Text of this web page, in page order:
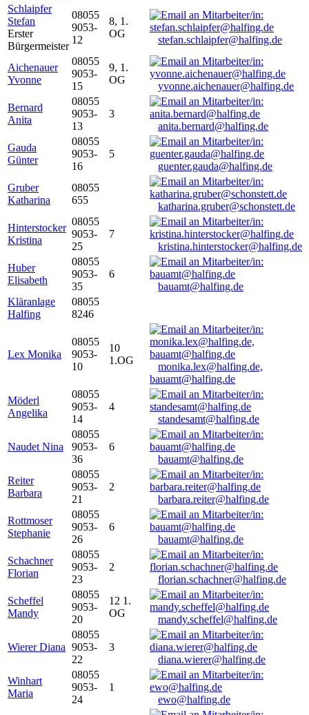
Schlaipfer
Stefan
Erster
Bürgermeister
08055
9053-
12
8, 1.
OG
stefan.schlaipfer@halfing.de
Aichenauer
Yvonne
08055
9053-
15
9, 1.
OG
yvonne.aichenauer@halfing.de
Bernard
Anita
08055
9053-
13
3
anita.bernard@halfing.de
Gauda
Günter
08055
9053-
16
5
guenter.gauda@halfing.de
Gruber
Katharina
08055
655
katharina.gruber@schonstett.de
Hinterstocker
Kristina
08055
9053-
25
7
kristina.hinterstocker@halfing.de
Huber
Elisabeth
08055
9053-
35
6
bauamt@halfing.de
Kläranlage
Halfing
08055
8246
Lex Monika
08055
9053-
10
10
1.OG
monika.lex@halfing.de,
bauamt@halfing.de
Möderl
Angelika
08055
9053-
14
4
standesamt@halfing.de
Naudet Nina
08055
9053-
36
6
bauamt@halfing.de
Reiter
Barbara
08055
9053-
21
2
barbara.reiter@halfing.de
Rottmoser
Stephanie
08055
9053-
26
6
bauamt@halfing.de
Schachner
Florian
08055
9053-
23
2
florian.schachner@halfing.de
Scheffel
Mandy
08055
9053-
20
12 1.
OG
mandy.scheffel@halfing.de
Wierer Diana
08055
9053-
22
3
diana.wierer@halfing.de
Winhart
Maria
08055
9053-
24
1
ewo@halfing.de